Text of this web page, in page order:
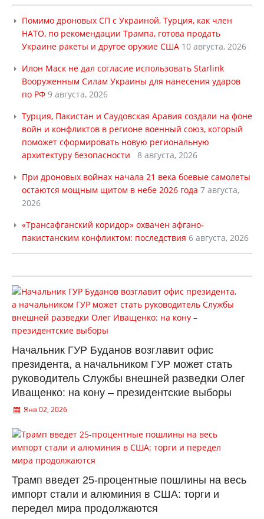
Помимо дроновых СП с Украиной, Турция, как член
НАТО, по рекомендации Трампа, готова продать
Украине ракеты и другое оружие США 10 августа, 2026
Илон Маск не дал согласие использовать Starlink
Вооруженным Силам Украины для нанесения ударов
по РФ 9 августа, 2026
Турция, Пакистан и Саудовская Аравия создали на фоне
войн и конфликтов в регионе военный союз, который
поможет сформировать новую региональную
архитектуру безопасности
8 августа, 2026
При дроновых войнах начала 21 века боевые самолеты
остаются мощным щитом в небе 2026 года 7 августа,
2026
«Трансафганский коридор» охвачен афгано-
пакистанским конфликтом: последствия 6 августа, 2026
Начальник ГУР Буданов возглавит офис
президента, а начальником ГУР может стать
руководитель Службы внешней разведки Олег
Иващенко: на кону – президентские выборы
Янв 02, 2026
Трамп введет 25-процентные пошлины на весь
импорт стали и алюминия в США: торги и
передел мира продолжаются